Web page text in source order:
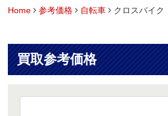
Home 参考価格 自転車 クロスバイク
買取参考価格